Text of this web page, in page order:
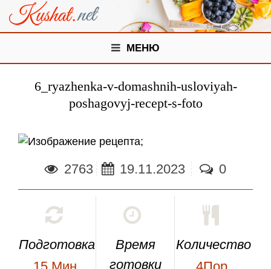
МЕНЮ
6_ryazhenka-v-domashnih-usloviyah-
poshagovyj-recept-s-foto
;
2763 19.11.2023 0
Подготовка
Время
готовки
Количество